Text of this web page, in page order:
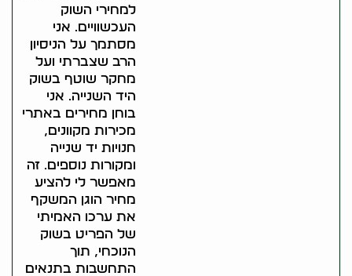
למחירי השוק
העכשוויים. אני
מסתמך על הניסיון
הרב שצברתי ועל
מחקר שוטף בשוק
היד השנייה. אני
בוחן מחירים באתרי
מכירות מקוונים,
חנויות יד שנייה
ומקורות נוספים. זה
מאפשר לי להציע
מחיר הוגן המשקף
את ערכו האמיתי
של הפריט בשוק
הנוכחי, תוך
התחשבות בתנאים